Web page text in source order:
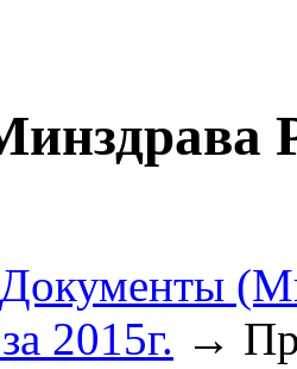
Документы
2015г. →